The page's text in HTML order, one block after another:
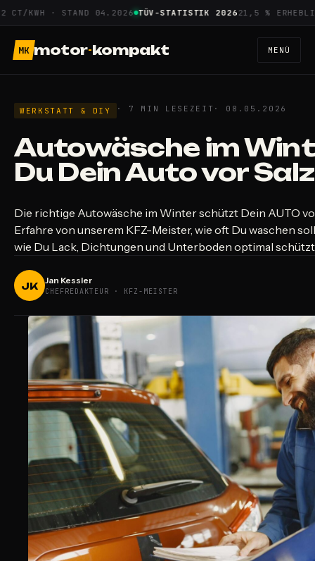
Zum
Inhalt
springen
· STAND 04.2026 TÜV-STATISTIK 202621,5 % ERHEBLICHE
MK motor-kompakt MENÜ
WERKSTATT & DIY · 7 MIN LESEZEIT · 08.05.2026
Autowäsche im
Du Dein Auto vor
Die richtige Autowäsche im Winter schützt Dein AUTO
Erfahre von unserem KFZ-Meister, wie oft Du waschen
wie Du Lack, Dichtungen und Unterboden optimal
JK Jan Kessler
CHEFREDAKTEUR · KFZ-MEISTER